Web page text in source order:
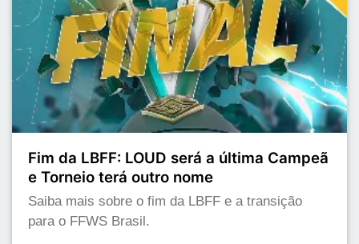
Fim da LBFF: LOUD será a última Campeã
e Torneio terá outro nome
Saiba mais sobre o fim da LBFF e a transição
para o FFWS Brasil.